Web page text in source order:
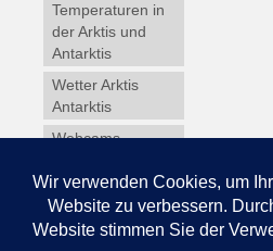
Temperaturen in
der Arktis und
Antarktis
Wetter Arktis
Antarktis
Webcams
Winterdienst
Glossar